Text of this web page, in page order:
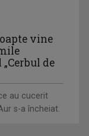
vine
de
au cucerit
s-a încheiat.